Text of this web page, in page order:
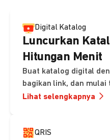
Digital Katalog
Luncurkan
Hitungan Menit
Buat katalog digital
bagikan link, dan mulai
Lihat selengkapnya
QRIS